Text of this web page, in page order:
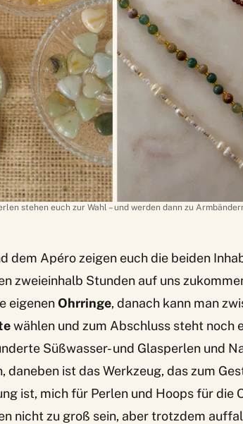
stehen euch zur Wahl – und werden dann zu
dem Apéro zeigen euch die beiden
zweieinhalb Stunden auf uns
eigenenOhrringe, danach kann man
wählen und zum Abschluss steht noch
Süßwasser- und Glasperlen und
daneben ist das Werkzeug, das zum
ist, mich für Perlen und Hoops für die
nicht zu groß sein, aber trotzdem